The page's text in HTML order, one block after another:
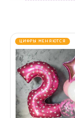
ЦИФРЫ МЕНЯЮТСЯ